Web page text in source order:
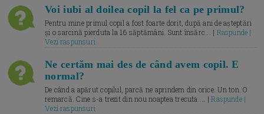
Voi iubi al doilea copil la fel ca pe primul?
Pentru mine primul copil a fost foarte dorit, după ani de așteptări
și o sarcină pierduta la 16 săptămâni. Sunt însărc... | Raspunde |
Vezi raspunsuri
Ne certăm mai des de când avem copil. E
normal?
De când a apărut copilul, parcă ne aprindem din orice. Un ton. O
remarcă. Cine s-a trezit din nou noaptea trecuta.... |Raspunde |
Vezi raspunsuri